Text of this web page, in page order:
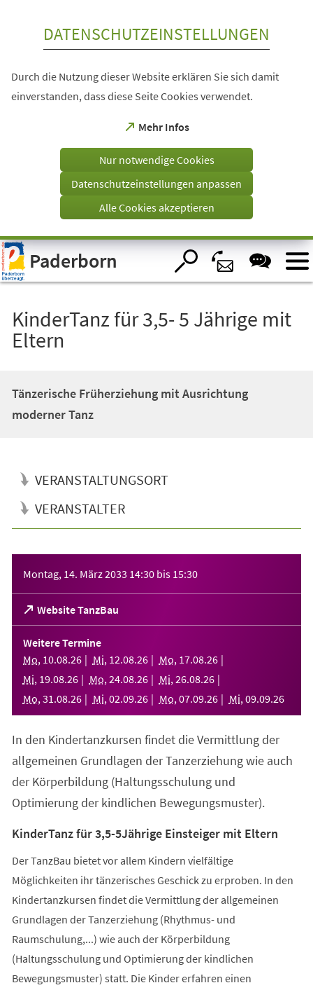
Visuelle
Assistenzsoftware
öffnen.
DATENSCHUTZEINSTELLUNGEN
Durch die Nutzung dieser Website erklären Sie sich damit
einverstanden, dass diese Seite Cookies verwendet.
Mehr Infos
(Öffnet
einem
Tab)
Nur notwendige Cookies
Datenschutzeinstellungen anpassen
Alle Cookies akzeptieren
Paderborn
KinderTanz für 3,5- 5 Jährige mit
Eltern
Tänzerische Früherziehung mit Ausrichtung
moderner Tanz
VERANSTALTUNGSORT
VERANSTALTER
Montag, 14. März 2033 14:30 bis 15:30
Website TanzBau
(Öffnet
in
einem
neuen
Tab)
Weitere Termine
Mo, 10.08.26 Mi, 12.08.26 Mo, 17.08.26
Mi, 19.08.26 Mo, 24.08.26 Mi, 26.08.26
Mo, 31 .08.26 Mi, 02.09.26 Mo, 07.09.26 Mi, 09.09.26
In den Kindertanzkursen findet die Vermittlung der
allgemeinen Grundlagen der Tanzerziehung wie auch
der Körperbildung (Haltungsschulung und
Optimierung der kindlichen Bewegungsmuster).
KinderTanz für 3,5-5Jährige Einsteiger mit Eltern
Der TanzBau bietet vor allem Kindern vielfältige
Möglichkeiten ihr tänzerisches Geschick zu erproben. In den
Kindertanzkursen findet die Vermittlung der allgemeinen
Grundlagen der Tanzerziehung (Rhythmus- und
Raumschulung,...) wie auch der Körperbildung
(Haltungsschulung und Optimierung der kindlichen
Bewegungsmuster) statt. Die Kinder erfahren einen